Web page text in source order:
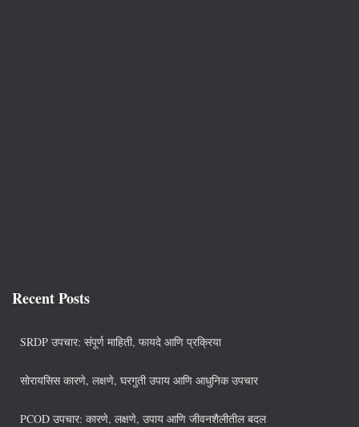
Recent Posts
SRDP उपचार: संपूर्ण माहिती, फायदे आणि प्रक्रिया
सोरायसिस कारणे, लक्षणे, घरगुती उपाय आणि आधुनिक उपचार
PCOD उपचार: कारणे, लक्षणे, उपाय आणि जीवनशैलीतील बदल